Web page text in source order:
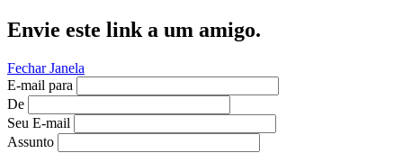
Envie este link a um amigo.
Fechar Janela
E-mail para
De
Seu E-mail
Assunto